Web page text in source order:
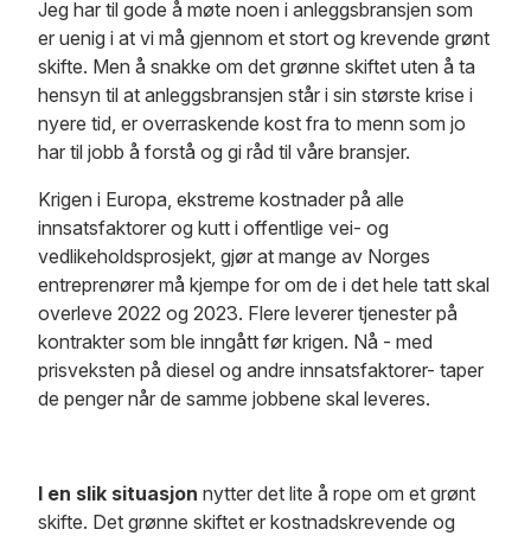
Jeg har til gode å møte noen i anleggsbransjen som
er uenig i at vi må gjennom et stort og krevende grønt
skifte. Men å snakke om det grønne skiftet uten å ta
hensyn til at anleggsbransjen står i sin største krise i
nyere tid, er overraskende kost fra to menn som jo
har til jobb å forstå og gi råd til våre bransjer.
Krigen i Europa, ekstreme kostnader på alle
innsatsfaktorer og kutt i offentlige vei- og
vedlikeholdsprosjekt, gjør at mange av Norges
entreprenører må kjempe for om de i det hele tatt skal
overleve 2022 og 2023. Flere leverer tjenester på
kontrakter som ble inngått før krigen. Nå - med
prisveksten på diesel og andre innsatsfaktorer- taper
de penger når de samme jobbene skal leveres.
I en slik situasjon nytter det lite å rope om et grønt
skifte. Det grønne skiftet er kostnadskrevende og